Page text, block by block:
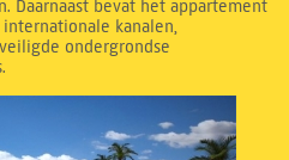
Daarnaast bevat het appartement
kanalen,
ondergrondse